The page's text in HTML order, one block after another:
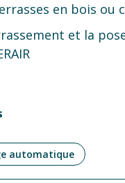
en bois ou
et la
automatique